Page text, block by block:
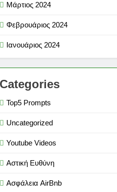
Μάρτιος 2024
Φεβρουάριος 2024
Ιανουάριος 2024
Categories
Top5 Prompts
Uncategorized
Youtube Videos
Αστική Ευθύνη
Ασφάλεια AirBnb